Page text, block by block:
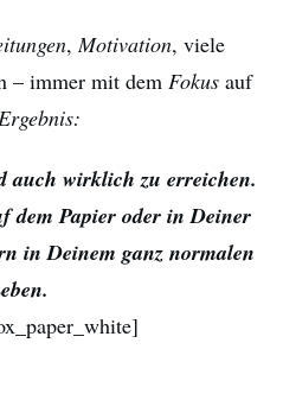
, Motivation, viele
– immer mit dem Fokusauf
Ergebnis:
auch wirklich zu erreichen.
dem Papier oder in Deiner
in Deinem ganz normalen